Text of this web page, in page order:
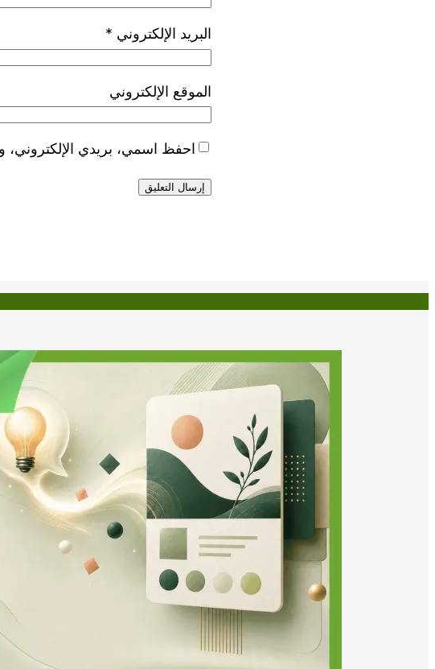
البريد الإلكتروني *
الموقع الإلكتروني
احفظ اسمي، بريدي الإلكتروني،